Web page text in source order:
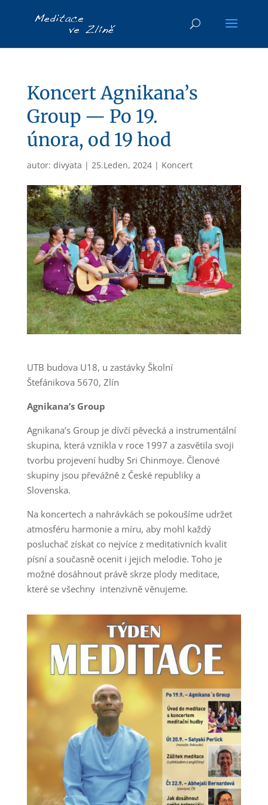
Koncert Agnikana’s
Group — Po 19.
února, od 19 hod
autor: divyata | 25.Leden, 2024| Koncert
UTB budova U18, u zastávky Školní
Štefánikova 5670, Zlín
Agnikana’s Group
Agnikana’s Group je dívčí pěvecká a instrumentální
skupina, která vznikla v roce 1997 a zasvětila svoji
tvorbu projevení hudby Sri Chinmoye. Členové
skupiny jsou převážně z České republiky a
Slovenska.
Na koncertech a nahrávkách se pokoušíme udržet
atmosféru harmonie a míru, aby mohl každý
posluchač získat co nejvíce z meditativních kvalit
písní a současně ocenit i jejich melodie. Toho je
možné dosáhnout právě skrze plody meditace,
které se všechny intenzivně věnujeme.